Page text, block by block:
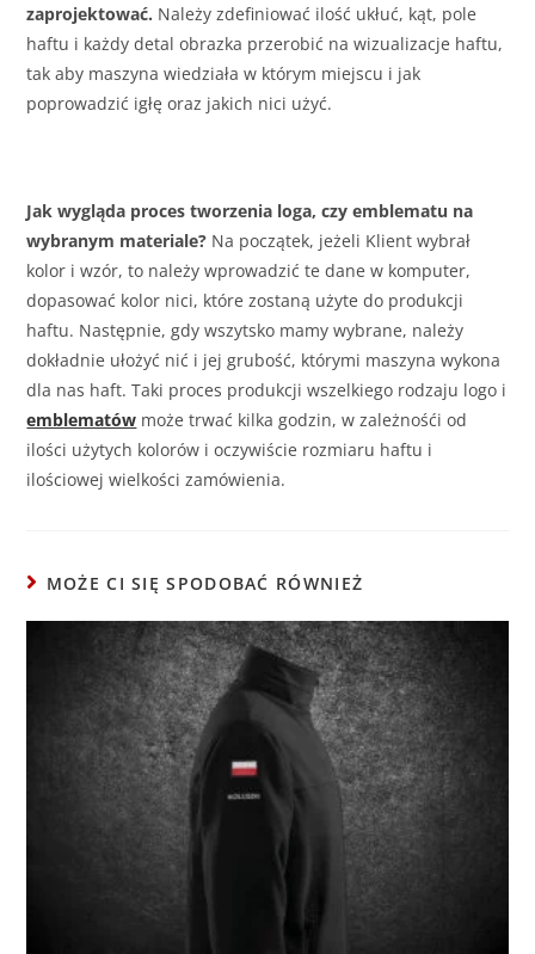
zaprojektować. Należy zdefiniować ilość ukłuć, kąt, pole
haftu i każdy detal obrazka przerobić na wizualizacje haftu,
tak aby maszyna wiedziała w którym miejscu i jak
poprowadzić igłę oraz jakich nici użyć.
Jak wygląda proces tworzenia loga, czy emblematu na
wybranym materiale? Na początek, jeżeli Klient wybrał
kolor i wzór, to należy wprowadzić te dane w komputer,
dopasować kolor nici, które zostaną użyte do produkcji
haftu. Następnie, gdy wszytsko mamy wybrane, należy
dokładnie ułożyć nić i jej grubość, którymi maszyna wykona
dla nas haft. Taki proces produkcji wszelkiego rodzaju logo i
emblematów może trwać kilka godzin, w zależnośći od
ilości użytych kolorów i oczywiście rozmiaru haftu i
ilościowej wielkości zamówienia.
MOŻE CI SIĘ SPODOBAĆ RÓWNIEŻ